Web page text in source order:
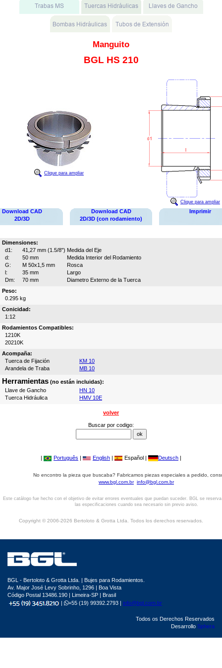
Manguito
BGL HS 210
Clique para ampliar
Clique para ampliar
Download CAD
2D/3D
Download CAD
2D/3D (con rodamiento)
Imprimir
Dimensiones:
d1:
41,27 mm (1.5/8") Medida del Eje
d:
50 mm
Medida Interior del Rodamiento
G:
M 50x1,5 mm
Rosca
l:
35 mm
Largo
Dm:
70 mm
Diametro Externo de la Tuerca
Peso:
0.295 kg
Conicidad:
1:12
Rodamientos Compatibles:
1210K
20210K
Acompaña:
Tuerca de Fijación
KM 10
Arandela de Traba
MB 10
Herramientas (no están incluidas):
Llave de Gancho
HN 10
Tuerca Hidráulica
HMV 10E
volver
Buscar por codigo:
| Português | English | Español | Deutsch |
No encontro la pieza que buscaba? Fabricamos piezas especiales a pedido,
www.bgl.com.br info@bgl.com.br
Este catálogo fue hecho con el objetivo de evitar errores eventuales que puedan suceder. BGL se
las especificaciones cuando sea necesario sin previo aviso.
Copyright © 2006-2026 Bertoloto & Grotta Ltda. Todos los derechos reservados.
BGL - Bertoloto & Grotta Ltda. | Bujes para Rodamientos.
Av. Major José Levy Sobrinho, 1296 | Boa Vista
Código Postal 13486.190 | Limeira-SP | Brasil
|
+55 (19) 99392.2793 | info@bgl.com.br
Todos os Derechos Reservados
Desarrollo Sphera